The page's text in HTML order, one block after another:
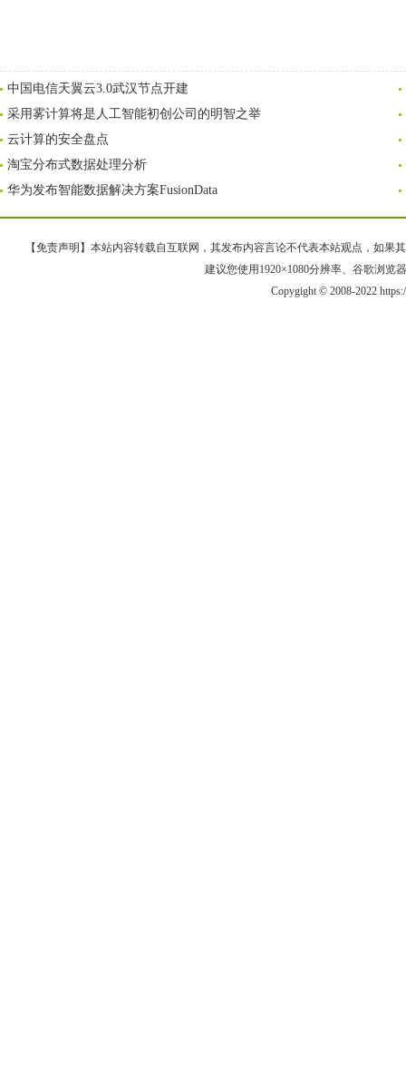
中国电信天翼云3.0武汉节点开建
采用雾计算将是人工智能初创公司的明智之举
云计算的安全盘点
淘宝分布式数据处理分析
华为发布智能数据解决方案FusionData
【免责声明】本站内容转载自互联网，其发布内容言论不代表本站观点，如果
建议您使用1920×1080分辨率、谷歌浏览
Copygight © 2008-2022